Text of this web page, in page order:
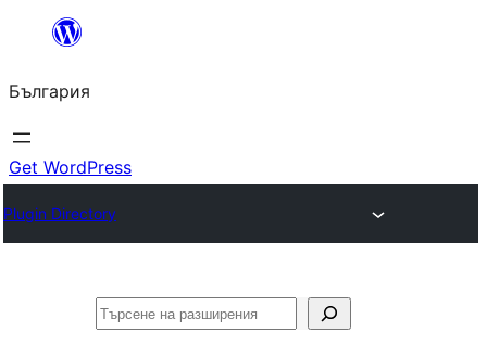
България
Get WordPress
Plugin Directory
Търсене